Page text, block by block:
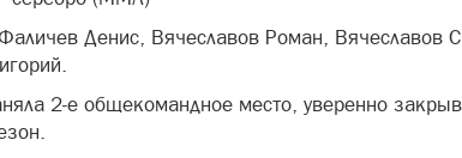
Денис, Вячеславов Роман, Вячеславов
2‑е общекомандное место, уверенно закрыв